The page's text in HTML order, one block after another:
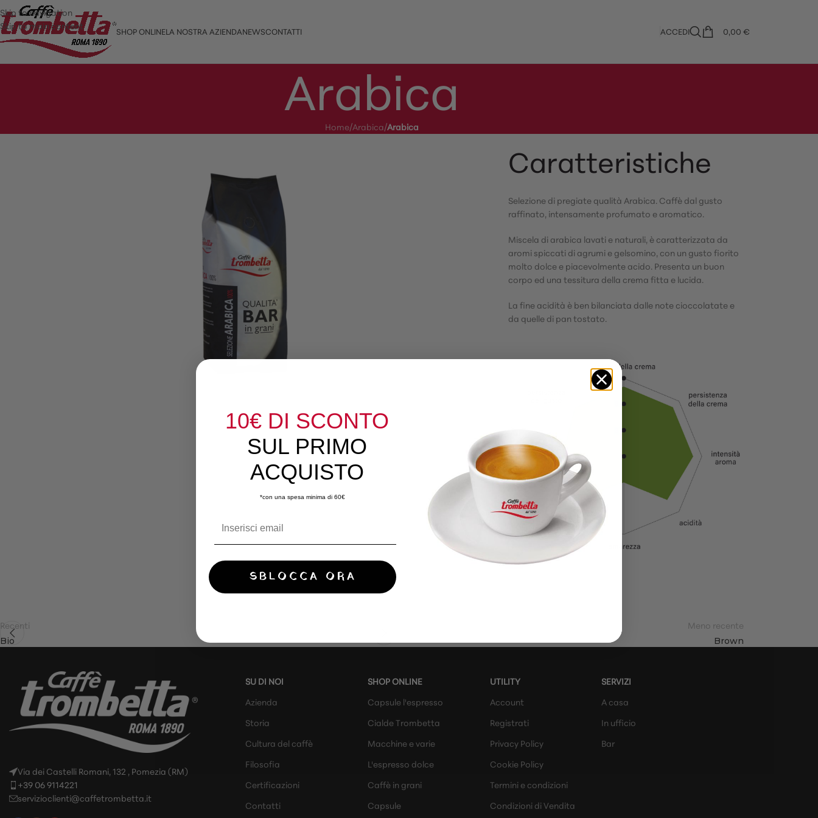
Skip to navigation
Skip to main content
SHOP ONLINELA NOSTRA AZIENDANEWSCONTATTI ACCEDI 0,00 €
Arabica
Home/Arabica/Arabica
Caratteristiche
Selezione di pregiate qualità Arabica. Caffè dal gusto
raffinato, intensamente profumato e aromatico.
Miscela di arabica lavati e naturali, è caratterizzata da
aromi spiccati di agrumi e gelsomino, con un gusto fiorito
molto dolce e piacevolmente acido. Presenta un buon
corpo ed una tessitura della crema fitta e lucida.
La fine acidità è ben bilanciata dalle note cioccolatate e
da quelle di pan tostato.
Recenti
Bio
Meno recente
Brown
Via dei Castelli Romani, 132 , Pomezia (RM)
+39 06 9114221
servizioclienti@caffetrombetta.it
SU DI NOI
Azienda
Storia
Cultura del caffè
Filosofia
Certificazioni
Contatti
SHOP ONLINE
Capsule l'espresso
Cialde Trombetta
Macchine e varie
L'espresso dolce
Caffè in grani
Capsule
UTILITY
Account
Registrati
Privacy Policy
Cookie Policy
Termini e condizioni
Condizioni di Vendita
SERVIZI
A casa
In ufficio
Bar
10€ DI SCONTO
SUL PRIMO
ACQUISTO
*con una spesa minima di 60€
SBLOCCA ORA